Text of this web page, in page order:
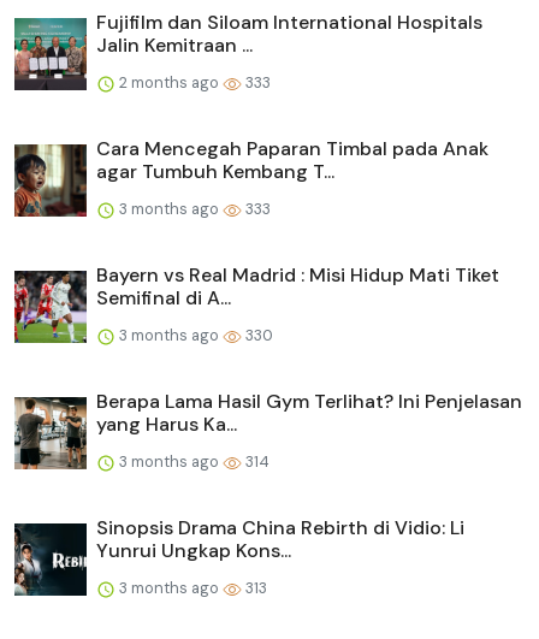
Fujifilm dan Siloam International Hospitals
Jalin Kemitraan ...
2 months ago 333
Cara Mencegah Paparan Timbal pada Anak
agar Tumbuh Kembang T...
3 months ago 333
Bayern vs Real Madrid : Misi Hidup Mati Tiket
Semifinal di A...
3 months ago 330
Berapa Lama Hasil Gym Terlihat? Ini Penjelasan
yang Harus Ka...
3 months ago 314
Sinopsis Drama China Rebirth di Vidio: Li
Yunrui Ungkap Kons...
3 months ago 313